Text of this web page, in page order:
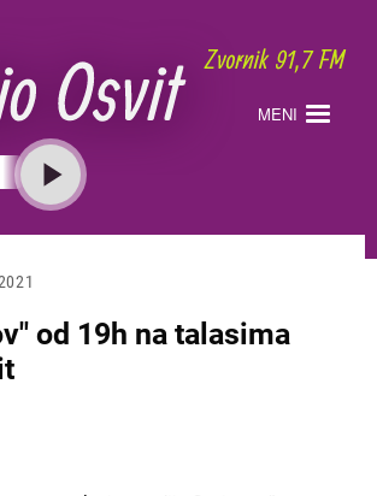
MENI
od 19h na talasima